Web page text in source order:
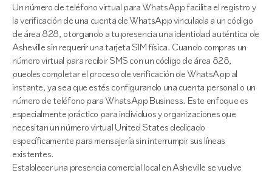
Un número de teléfono virtual para WhatsApp facilita el registro y
la verificación de una cuenta de WhatsApp vinculada a un código
de área 828, otorgando a tu presencia una identidad auténtica de
Asheville sin requerir una tarjeta SIM física. Cuando compras un
número virtual para recibir SMS con un código de área 828,
puedes completar el proceso de verificación de WhatsApp al
instante, ya sea que estés configurando una cuenta personal o un
número de teléfono para WhatsApp Business. Este enfoque es
especialmente práctico para individuos y organizaciones que
necesitan un número virtual United States dedicado
específicamente para mensajería sin interrumpir sus líneas
existentes.
Establecer una presencia comercial local en Asheville se vuelve